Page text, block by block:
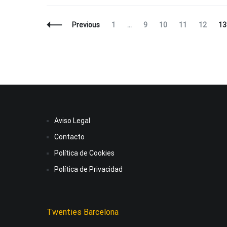
Posts
Previous Page
1 … Page
9 Page
10 Page
11 Page
12 13
Aviso Legal
Contacto
Política de Cookies
Política de Privacidad
Twenties Barcelona